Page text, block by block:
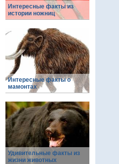
Интересные факты из
истории ножниц
Интересные факты о
мамонтах
Удивительные факты из
жизни животных